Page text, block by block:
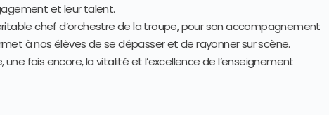
et leur talent.
chef d’orchestre de la troupe, pour son accompagnement
à nos élèves de se dépasser et de rayonner sur scène.
fois encore, la vitalité et l’excellence de l’enseignement